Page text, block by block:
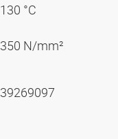
130 °C
350 N/mm²
39269097